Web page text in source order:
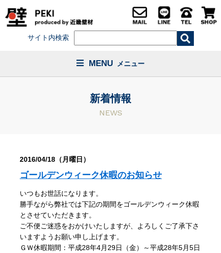
サイト内検索
MENU メニュー
新着情報
NEWS
2016/04/18（月曜日）
ゴールデンウィーク休暇のお知らせ
いつもお世話になります。
勝手ながら弊社では下記の期間をゴールデンウィーク休暇
とさせていただきます。
ご不便ご迷惑をおかけいたしますが、よろしくご了承下さ
いますようお願い申し上げます。
ＧＷ休暇期間：平成28年4月29日（金）～平成28年5月5日